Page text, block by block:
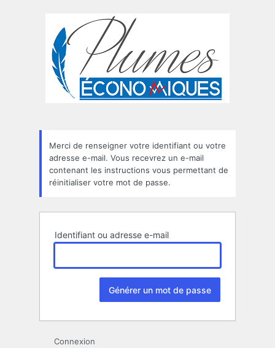
Merci de renseigner votre identifiant ou votre
adresse e-mail. Vous recevrez un e-mail
contenant les instructions vous permettant de
réinitialiser votre mot de passe.
Identifiant ou adresse e-mail
Connexion